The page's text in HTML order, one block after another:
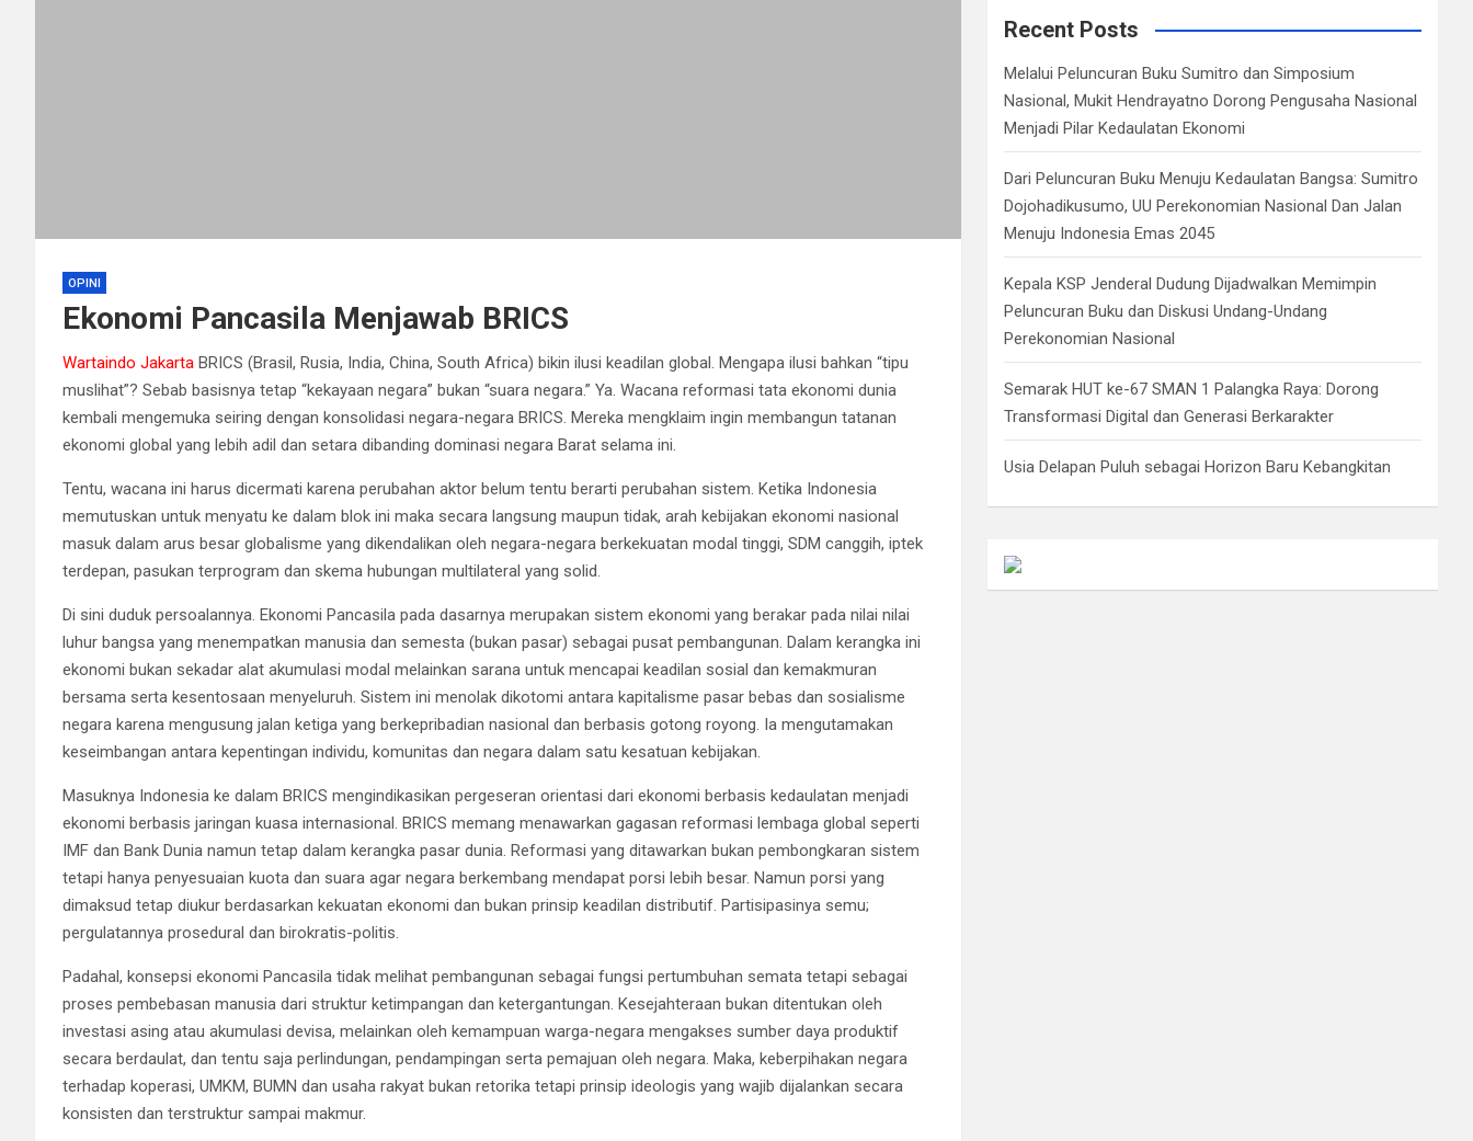
OPINI
Ekonomi Pancasila Menjawab BRICS
Wartaindo Jakarta BRICS (Brasil, Rusia, India, China, South Africa) bikin ilusi keadilan global. Mengapa ilusi bahkan “tipu
muslihat”? Sebab basisnya tetap “kekayaan negara” bukan “suara negara.” Ya. Wacana reformasi tata ekonomi dunia
kembali mengemuka seiring dengan konsolidasi negara-negara BRICS. Mereka mengklaim ingin membangun tatanan
ekonomi global yang lebih adil dan setara dibanding dominasi negara Barat selama ini.
Tentu, wacana ini harus dicermati karena perubahan aktor belum tentu berarti perubahan sistem. Ketika Indonesia
memutuskan untuk menyatu ke dalam blok ini maka secara langsung maupun tidak, arah kebijakan ekonomi nasional
masuk dalam arus besar globalisme yang dikendalikan oleh negara-negara berkekuatan modal tinggi, SDM canggih, iptek
terdepan, pasukan terprogram dan skema hubungan multilateral yang solid.
Di sini duduk persoalannya. Ekonomi Pancasila pada dasarnya merupakan sistem ekonomi yang berakar pada nilai nilai
luhur bangsa yang menempatkan manusia dan semesta (bukan pasar) sebagai pusat pembangunan. Dalam kerangka ini
ekonomi bukan sekadar alat akumulasi modal melainkan sarana untuk mencapai keadilan sosial dan kemakmuran
bersama serta kesentosaan menyeluruh. Sistem ini menolak dikotomi antara kapitalisme pasar bebas dan sosialisme
negara karena mengusung jalan ketiga yang berkepribadian nasional dan berbasis gotong royong. Ia mengutamakan
keseimbangan antara kepentingan individu, komunitas dan negara dalam satu kesatuan kebijakan.
Masuknya Indonesia ke dalam BRICS mengindikasikan pergeseran orientasi dari ekonomi berbasis kedaulatan menjadi
ekonomi berbasis jaringan kuasa internasional. BRICS memang menawarkan gagasan reformasi lembaga global seperti
IMF dan Bank Dunia namun tetap dalam kerangka pasar dunia. Reformasi yang ditawarkan bukan pembongkaran sistem
tetapi hanya penyesuaian kuota dan suara agar negara berkembang mendapat porsi lebih besar. Namun porsi yang
dimaksud tetap diukur berdasarkan kekuatan ekonomi dan bukan prinsip keadilan distributif. Partisipasinya semu;
pergulatannya prosedural dan birokratis-politis.
Padahal, konsepsi ekonomi Pancasila tidak melihat pembangunan sebagai fungsi pertumbuhan semata tetapi sebagai
proses pembebasan manusia dari struktur ketimpangan dan ketergantungan. Kesejahteraan bukan ditentukan oleh
investasi asing atau akumulasi devisa, melainkan oleh kemampuan warga-negara mengakses sumber daya produktif
secara berdaulat, dan tentu saja perlindungan, pendampingan serta pemajuan oleh negara. Maka, keberpihakan negara
terhadap koperasi, UMKM, BUMN dan usaha rakyat bukan retorika tetapi prinsip ideologis yang wajib dijalankan secara
konsisten dan terstruktur sampai makmur.
c
Recent Posts
Melalui Peluncuran Buku Sumitro dan Simposium
Nasional, Mukit Hendrayatno Dorong Pengusaha Nasional
Menjadi Pilar Kedaulatan Ekonomi
Dari Peluncuran Buku Menuju Kedaulatan Bangsa: Sumitro
Dojohadikusumo, UU Perekonomian Nasional Dan Jalan
Menuju Indonesia Emas 2045
Kepala KSP Jenderal Dudung Dijadwalkan Memimpin
Peluncuran Buku dan Diskusi Undang-Undang
Perekonomian Nasional
Semarak HUT ke-67 SMAN 1 Palangka Raya: Dorong
Transformasi Digital dan Generasi Berkarakter
Usia Delapan Puluh sebagai Horizon Baru Kebangkitan